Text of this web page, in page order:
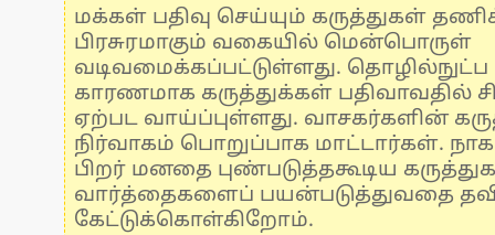
மக்கள் பதிவு செய்யும் கருத்துகள்
பிரசுரமாகும் வகையில் மென்பொருள்
வடிவமைக்கப்பட்டுள்ளது.
காரணமாக கருத்துக்கள் பதிவாவதில்
ஏற்பட வாய்ப்புள்ளது. வாசகர்களின்
நிர்வாகம் பொறுப்பாக மாட்டார்கள்.
பிறர் மனதை புண்படுத்தகூடிய
வார்த்தைகளைப் பயன்படுத்துவதை
கேட்டுக்கொள்கிறோம்.